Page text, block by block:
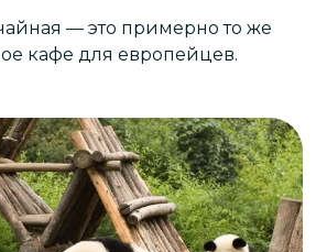
— это примерно то же
кафе для европейцев.